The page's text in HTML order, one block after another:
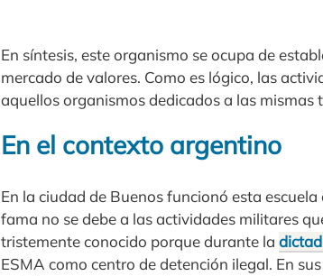
En síntesis, este organismo se ocupa de
mercado de valores. Como es lógico, las
aquellos organismos dedicados a las mismas
En el contexto argentino
En la ciudad de Buenos funcionó esta
fama no se debe a las actividades militares
tristemente conocido porque durante la
ESMA como centro de detención ilegal. En